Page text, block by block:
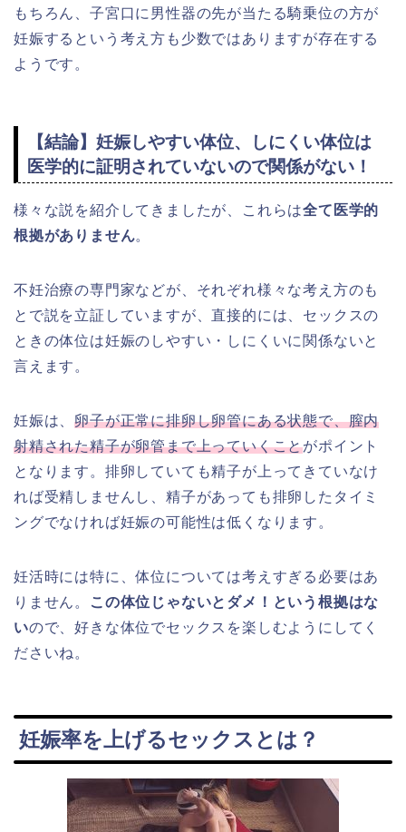
もちろん、子宮口に男性器の先が当たる騎乗位の方が
妊娠するという考え方も少数ではありますが存在する
ようです。
【結論】妊娠しやすい体位、しにくい体位は
医学的に証明されていないので関係がない！
様々な説を紹介してきましたが、これらは全て医学的
根拠がありません。
不妊治療の専門家などが、それぞれ様々な考え方のも
とで説を立証していますが、直接的には、セックスの
ときの体位は妊娠のしやすい・しにくいに関係ないと
言えます。
妊娠は、卵子が正常に排卵し卵管にある状態で、膣内
射精された精子が卵管まで上っていくことがポイント
となります。排卵していても精子が上ってきていなけ
れば受精しませんし、精子があっても排卵したタイミ
ングでなければ妊娠の可能性は低くなります。
妊活時には特に、体位については考えすぎる必要はあ
りません。
この体位じゃないとダメ！という根拠はな
いので、好きな体位でセックスを楽しむようにしてく
ださいね。
妊娠率を上げるセックスとは？